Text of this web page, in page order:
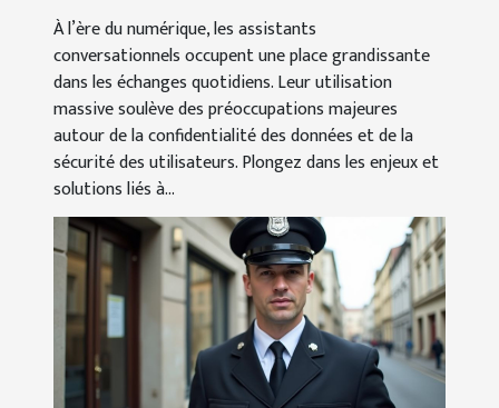
À l’ère du numérique, les assistants
conversationnels occupent une place grandissante
dans les échanges quotidiens. Leur utilisation
massive soulève des préoccupations majeures
autour de la confidentialité des données et de la
sécurité des utilisateurs. Plongez dans les enjeux et
solutions liés à...